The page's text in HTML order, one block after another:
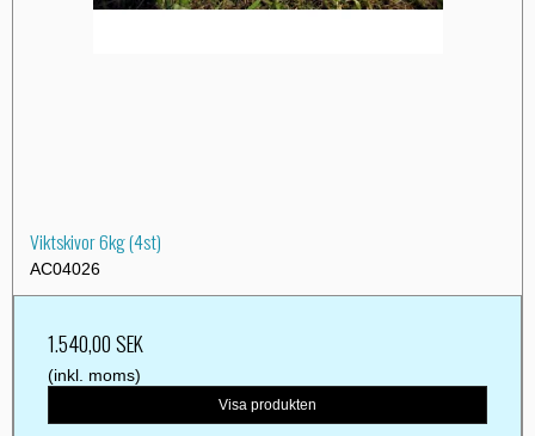
Viktskivor 6kg (4st)
AC04026
1.540,00 SEK
(inkl. moms)
Visa produkten